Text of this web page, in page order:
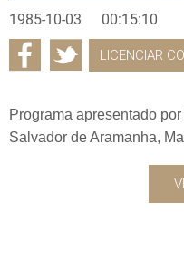
1985-10-03 00:15:10
LICENCIAR
Programa apresentado
Salvador de Aramanha,